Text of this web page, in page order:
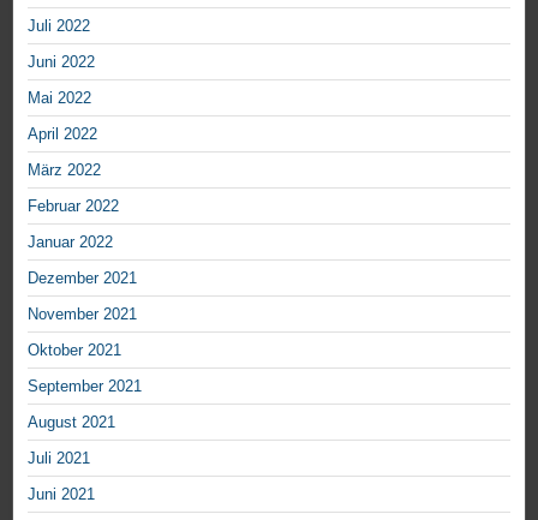
Juli 2022
Juni 2022
Mai 2022
April 2022
März 2022
Februar 2022
Januar 2022
Dezember 2021
November 2021
Oktober 2021
September 2021
August 2021
Juli 2021
Juni 2021